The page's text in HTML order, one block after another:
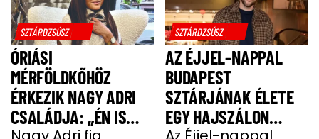
SZTÁRDZSÚSZ
ÓRIÁSI
MÉRFÖLDKŐHÖZ
ÉRKEZIK NAGY ADRI
CSALÁDJA: „ÉN IS
SZTÁRDZSÚSZ
AZ ÉJJEL-NAPPAL
BUDAPEST
SZTÁRJÁNAK ÉLETE
EGY HAJSZÁLON